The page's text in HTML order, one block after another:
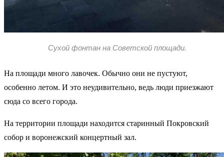
Сухой фонтан на Советской площади.
На площади много лавочек. Обычно они не пустуют,
особенно летом. И это неудивительно, ведь люди приезжают
сюда со всего города.
На территории площади находится старинный Покровский
собор и воронежский концертный зал.